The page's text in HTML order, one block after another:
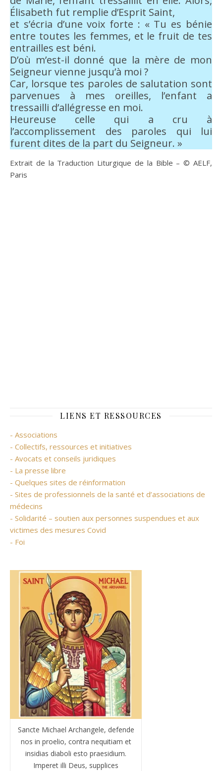
Élisabeth fut remplie d’Esprit Saint,
et s’écria d’une voix forte : « Tu es bénie
entre toutes les femmes, et le fruit de tes
entrailles est béni.
D’où m’est-il donné que la mère de mon
Seigneur vienne jusqu’à moi ?
Car, lorsque tes paroles de salutation sont
parvenues à mes oreilles, l’enfant a
tressailli d’allégresse en moi.
Heureuse celle qui a cru à
l’accomplissement des paroles qui lui
furent dites de la part du Seigneur. »
Extrait de la Traduction Liturgique de la Bible – © AELF,
Paris
LIENS ET RESSOURCES
- Associations
- Collectifs, ressources et initiatives
- Avocats et conseils juridiques
- La presse libre
- Quelques sites de réinformation
- Sites de professionnels de la santé et d’associations de
médecins
- Solidarité – soutien aux personnes suspendues et aux
victimes des mesures Covid
- Foi
Sancte Michael Archangele, defende
nos in proelio, contra nequitiam et
insidias diaboli esto praesidium.
Imperet illi Deus, supplices